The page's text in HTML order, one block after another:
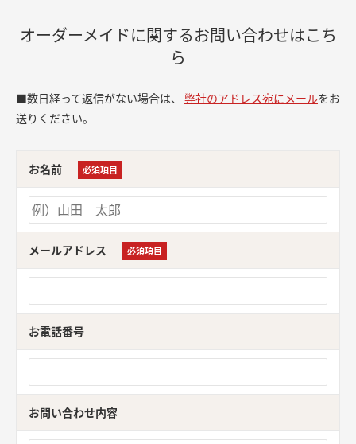
オーダーメイドに関するお問い合わせはこち
ら
■数日経って返信がない場合は、 弊社のアドレス宛にメールをお
送りください。
お名前 必須項目
メールアドレス 必須項目
お電話番号
お問い合わせ内容